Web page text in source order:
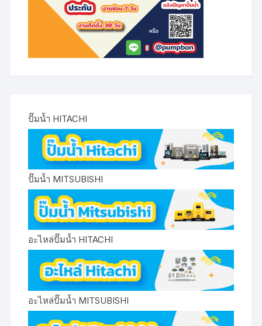
ปั๊มน้ำ HITACHI
ปั๊มน้ำ MITSUBISHI
อะไหล่ปั๊มน้ำ HITACHI
อะไหล่ปั๊มน้ำ MITSUBISHI